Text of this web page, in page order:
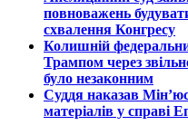
повноважень
схвалення Конгресу
​Колишній
Трампом через
було незаконним
​Суддя наказав
матеріалів у справі